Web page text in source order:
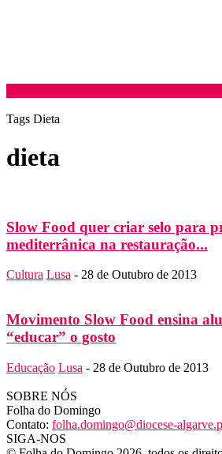
Tags Dieta
dieta
Slow Food quer criar selo para
mediterrânica na restauração...
Cultura Lusa - 28 de Outubro de 2013
Movimento Slow Food ensina
“educar” o gosto
Educação Lusa - 28 de Outubro de 2013
SOBRE NÓS
Folha do Domingo
Contato: folha.domingo@diocese-
SIGA-NOS